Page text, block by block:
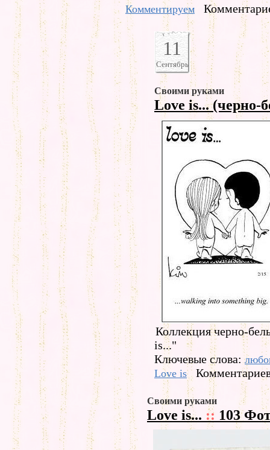
Комментируем
11
Сентябрь
Своими руками
Love is... (черно-
Коллекция черно-
is..."
Ключевые слова:
Love is
Своими руками
Love is... :: 103